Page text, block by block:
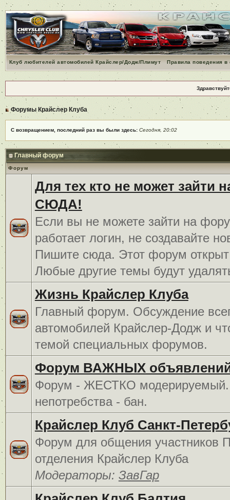
Клуб любителей автомобилей Крайслер/Додж/Плимут Правила поведения
Форумы Крайслер Клуба
С возвращением, последний раз вы были здесь: Сегодня, 20:02
Главный форум
Форум
Для тех кто не может зайти
СЮДА!
Если вы не можете зайти на
работает логин, не создавайте
Пишите сюда. Этот форум открыт
Любые другие темы будут
Жизнь Крайслер Клуба
Главный форум. Обсуждение
автомобилей Крайслер-Додж и
темой специальных форумов.
Форум ВАЖНЫХ
Форум - ЖЕСТКО
непотребства - бан.
Крайслер Клуб Санкт-
Форум для общения участников
отделения Крайслер Клуба
Модераторы: ЗавГар